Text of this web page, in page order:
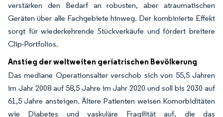
verstärken den Bedarf an robusten, aber atraumatischen
Geräten über alle Fachgebiete hinweg. Der kombinierte Effekt
sorgt für wiederkehrende Stückverkäufe und fördert breitere
Clip-Portfolios.
Anstieg der weltweiten geriatrischen Bevölkerung
Das mediane Operationsalter verschob sich von 55,5 Jahren
im Jahr 2008 auf 58,5 Jahre im Jahr 2020 und soll bis 2030 auf
61,5 Jahre ansteigen. Ältere Patienten weisen Komorbiditäten
wie Diabetes und vaskuläre Fragilität auf, die das